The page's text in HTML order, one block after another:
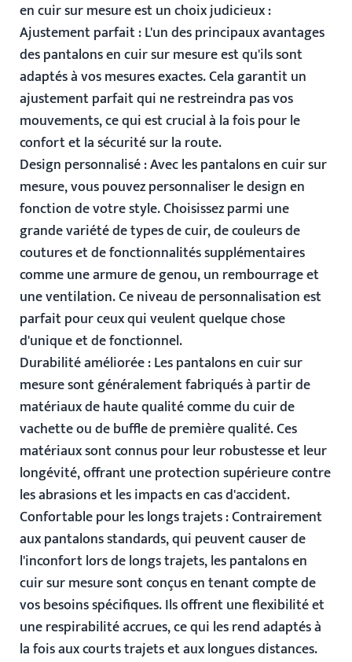
en cuir sur mesureest un choix judicieux :
Ajustement parfait: L'un des principaux avantages
des pantalons en cuir sur mesure est qu'ils sont
adaptés à vos mesures exactes. Cela garantit un
ajustement parfait qui ne restreindra pas vos
mouvements, ce qui est crucial à la fois pour le
confort et la sécurité sur la route.
Design personnalisé: Avec les pantalons en cuir sur
mesure, vous pouvez personnaliser le design en
fonction de votre style. Choisissez parmi une
grande variété de types de cuir, de couleurs de
coutures et de fonctionnalités supplémentaires
comme une armure de genou, un rembourrage et
une ventilation. Ce niveau de personnalisation est
parfait pour ceux qui veulent quelque chose
d'unique et de fonctionnel.
Durabilité améliorée: Les pantalons en cuir sur
mesure sont généralement fabriqués à partir de
matériaux de haute qualité comme du cuir de
vachette ou de buffle de première qualité. Ces
matériaux sont connus pour leur robustesse et leur
longévité, offrant une protection supérieure contre
les abrasions et les impacts en cas d'accident.
Confortable pour les longs trajets: Contrairement
aux pantalons standards, qui peuvent causer de
l'inconfort lors de longs trajets, les pantalons en
cuir sur mesure sont conçus en tenant compte de
vos besoins spécifiques. Ils offrent une flexibilité et
une respirabilité accrues, ce qui les rend adaptés à
la fois aux courts trajets et aux longues distances.